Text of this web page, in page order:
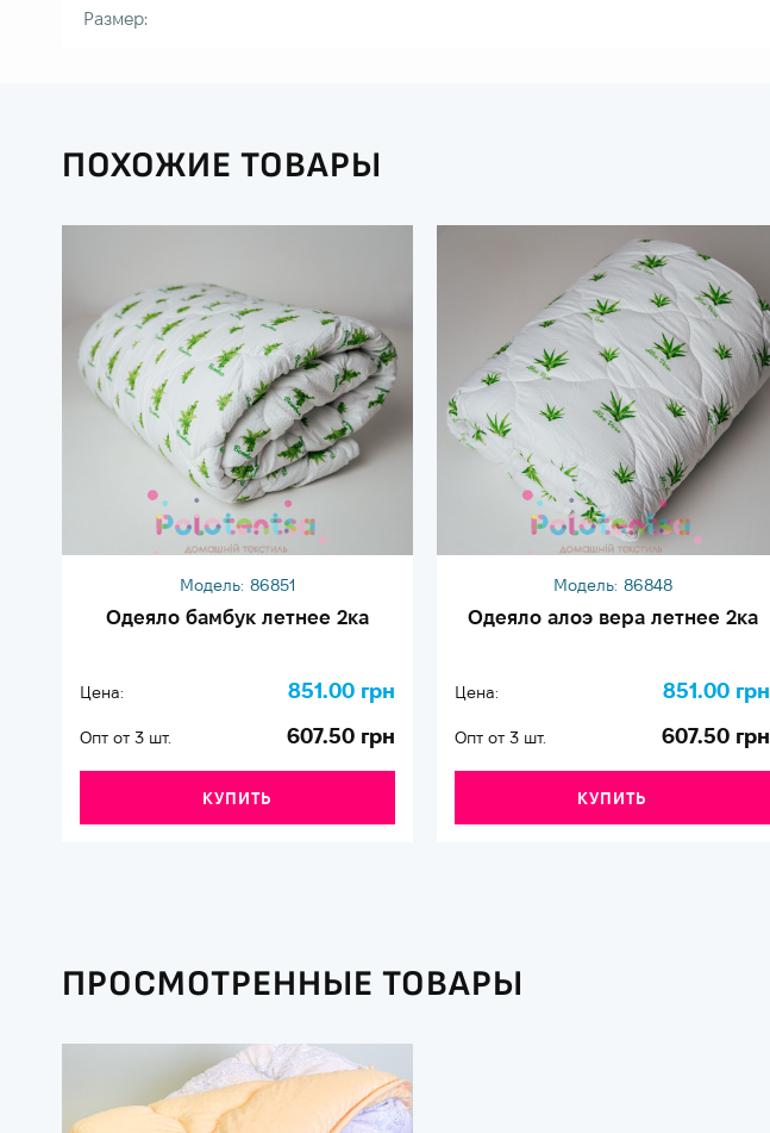
Размер:
ПОХОЖИЕ ТОВАРЫ
Модель: 86851
Одеяло бамбук летнее 2ка
Цена: 851.00 грн
Опт от 3 шт. 607.50 грн
КУПИТЬ
Модель: 86848
Одеяло алоэ вера летнее 2ка
Цена: 851.00 грн
Опт от 3 шт. 607.50 грн
КУПИТЬ
ПРОСМОТРЕННЫЕ ТОВАРЫ